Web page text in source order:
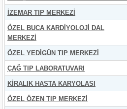
İZEMAR TIP MERKEZİ
ÖZEL BUCA KARDİYOLOJİ DAL
MERKEZİ
ÖZEL YEDİGÜN TIP MERKEZİ
ÇAĞ TIP LABORATUVARI
KİRALIK HASTA KARYOLASI
ÖZEL ÖZEN TIP MERKEZİ